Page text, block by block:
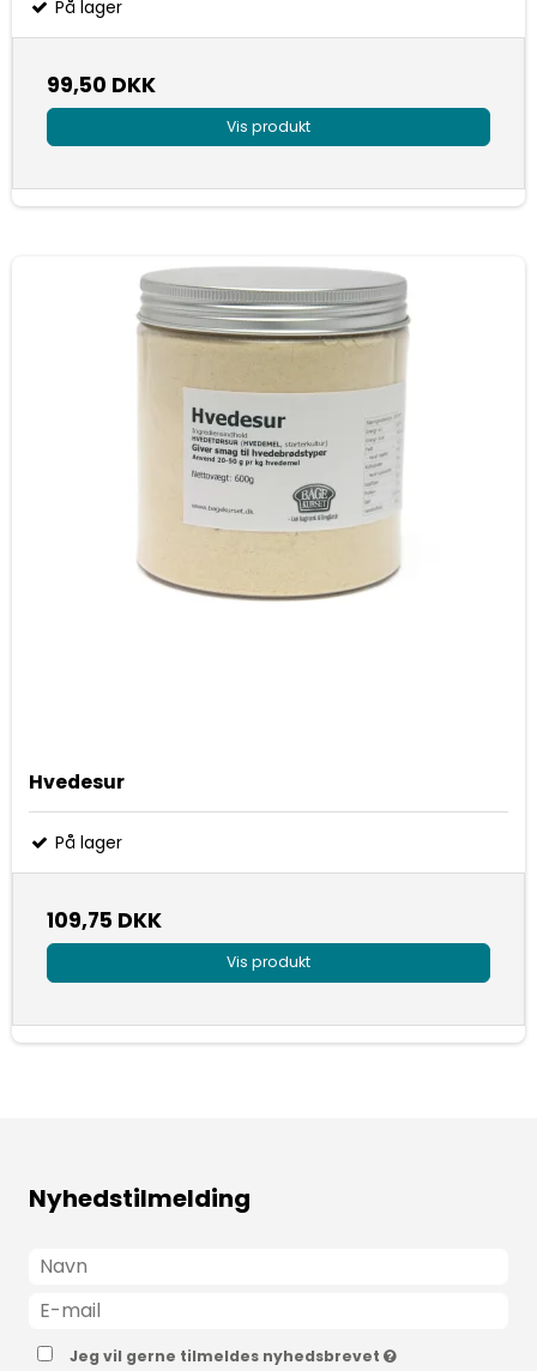
På lager
99,50 DKK
Vis produkt
Hvedesur
På lager
109,75 DKK
Vis produkt
Nyhedstilmelding
Jeg vil gerne tilmeldes nyhedsbrevet